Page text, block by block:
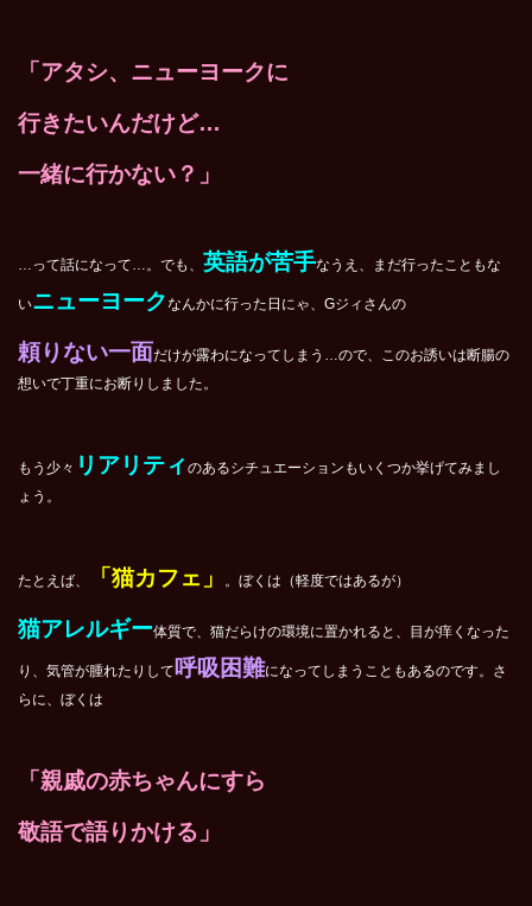
「アタシ、ニューヨークに
行きたいんだけど…
一緒に行かない？」
…って話になって…。でも、 英語が苦手なうえ、まだ行ったこともな
いニューヨークなんかに行った日にゃ、Gジィさんの
頼りない一面だけが露わになってしまう…ので、このお誘いは断腸の
想いで丁重にお断りしました。
もう少々 リアリティ のあるシチュエーションもいくつか挙げてみまし
ょう。
たとえば、 「猫カフェ」 。ぼくは（軽度ではあるが）
猫アレルギー体質で、猫だらけの環境に置かれると、目が痒くなった
り、気管が腫れたりして呼吸困難になってしまうこともあるのです。さ
らに、ぼくは
「親戚の赤ちゃんにすら
敬語で語りかける」